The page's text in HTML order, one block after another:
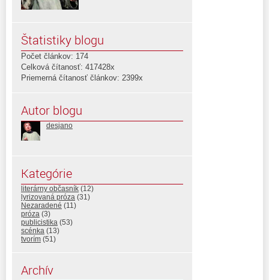
Štatistiky blogu
Počet článkov: 174
Celková čítanosť: 417428x
Priemerná čítanosť článkov: 2399x
Autor blogu
desjano
Kategórie
literárny občasník (12)
lyrizovaná próza (31)
Nezaradené (11)
próza (3)
publicistika (53)
scénka (13)
tvorím (51)
Archív